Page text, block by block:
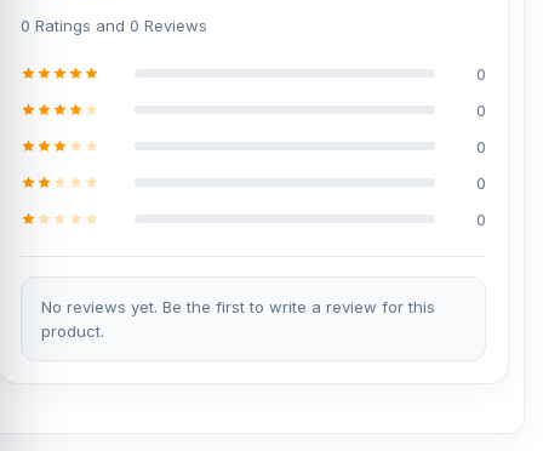
0 Ratings and 0 Reviews
0
0
0
0
0
No reviews yet. Be the first to write a review for this
product.